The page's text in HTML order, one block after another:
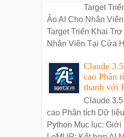
Target
Ảo AI Cho Nhân
Target Triển Khai
Nhân Viên Tại Cửa
Claude
cao Phân
thanh với
Claude
cao Phân tích Dữ
Python Mục lục: Giới